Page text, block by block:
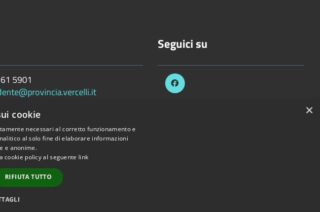
5901
Seguici su
Copyright © 2026 • Provincia di Vercelli • Powered by
×
cookie
necessari al corretto funzionamento e
al solo fine di elaborare informazioni
e anonime.
cookie policy al seguente link
RIFIUTA TUTTO